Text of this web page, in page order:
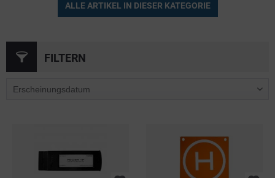
ALLE ARTIKEL IN DIESER KATEGORIE
FILTERN